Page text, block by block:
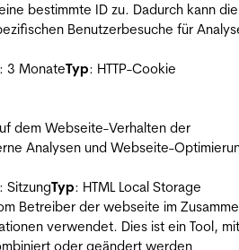
bestimmte ID zu. Dadurch kann die
Benutzerbesuche für
: 3 MonateTyp: HTTP-Cookie
dem Webseite-Verhalten der
Analysen und Webseite-
: SitzungTyp: HTML Local Storage
Betreiber der webseite im
verwendet. Dies ist ein Tool,
oder geändert werden